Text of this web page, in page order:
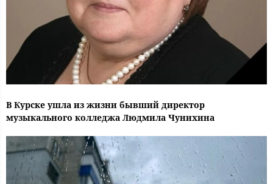
В Курске ушла из жизни бывший директор
музыкального колледжа Людмила Чунихина